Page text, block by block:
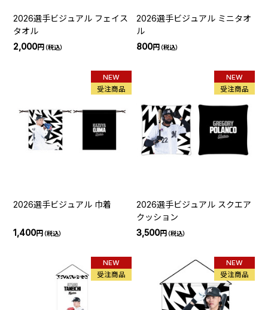
2026選手ビジュアル フェイス
タオル
2,000円（税込）
2026選手ビジュアル ミニタオ
ル
800円（税込）
NEW
受注商品
2026選手ビジュアル 巾着
1,400円（税込）
NEW
受注商品
2026選手ビジュアル スクエア
クッション
3,500円（税込）
NEW
受注商品
NEW
受注商品